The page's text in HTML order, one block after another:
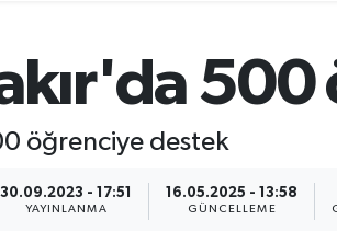
öğrenciye destek
30.09.2023 - 17:51
YAYINLANMA
16.05.2025 - 13:58
GÜNCELLEME